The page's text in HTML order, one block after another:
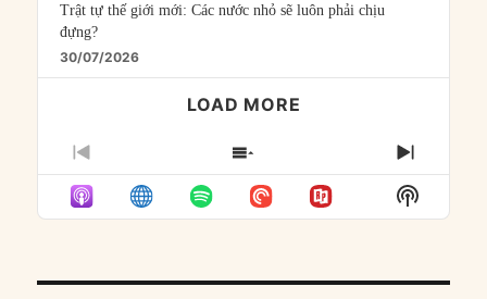
Trật tự thế giới mới: Các nước nhỏ sẽ luôn phải chịu
đựng?
30/07/2026
LOAD MORE
PREVIOUS
EPISODE
SHOW
EPISODES
LIST
NEXT
Show
Podcast